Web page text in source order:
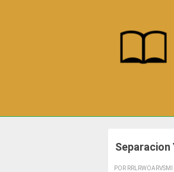
Separacion
POR